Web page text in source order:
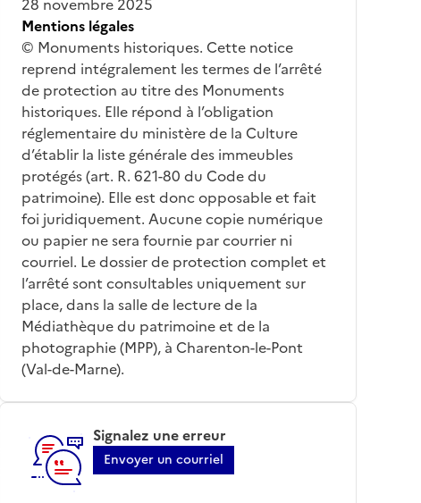
Mentions légales
© Monuments historiques. Cette notice
reprend intégralement les termes de l’arrêté
de protection au titre des Monuments
historiques. Elle répond à l’obligation
réglementaire du ministère de la Culture
d’établir la liste générale des immeubles
protégés (art. R. 621-80 du Code du
patrimoine). Elle est donc opposable et fait
foi juridiquement. Aucune copie numérique
ou papier ne sera fournie par courrier ni
courriel. Le dossier de protection complet et
l’arrêté sont consultables uniquement sur
place, dans la salle de lecture de la
Médiathèque du patrimoine et de la
photographie (MPP), à Charenton-le-Pont
(Val-de-Marne).
Signalez une erreur
Envoyer un courriel